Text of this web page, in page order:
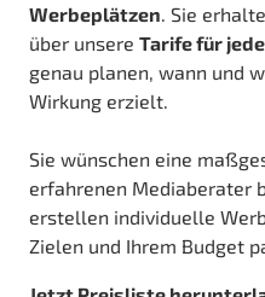
Werbeplätzen . Sie
über unsere Tarife für
genau planen, wann und
Wirkung erzielt.
Sie wünschen eine
erfahrenen Mediaberater
erstellen individuelle
Zielen und Ihrem Budget